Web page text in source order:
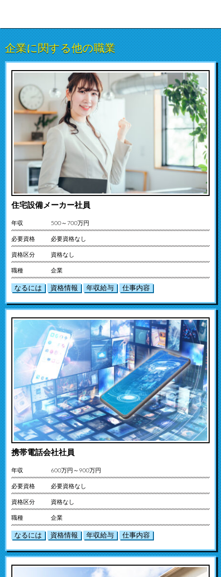
企業に関する他の職業
住宅設備メーカー社員
年収 500～700万円
必要資格 必要資格なし
資格区分 資格なし
職種 企業
なるには 資格情報 年収給与 仕事内容
携帯電話会社社員
年収 600万円～900万円
必要資格 必要資格なし
資格区分 資格なし
職種 企業
なるには 資格情報 年収給与 仕事内容